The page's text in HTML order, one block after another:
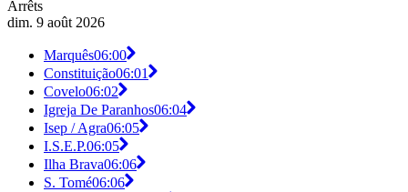
Arrêts
dim. 9 août 2026
Marquês06:00
Constituição06:01
Covelo06:02
Igreja De Paranhos06:04
Isep / Agra06:05
I.S.E.P.06:05
Ilha Brava06:06
S. Tomé06:06